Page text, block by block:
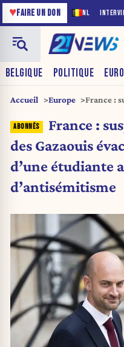
NL
♥FAIRE UN DON
BELGIQUE POLITIQUE
Accueil Europe
France :
accusée
France :
des Gazaouis
d’une étudiante
d’antisémitisme